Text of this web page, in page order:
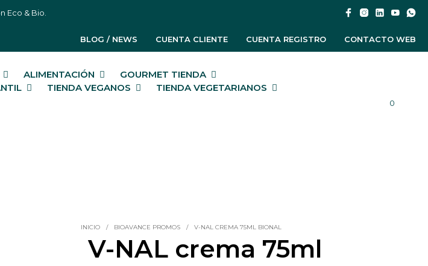
Eco & Bio.
BLOG / NEWS CUENTA CLIENTE CUENTA REGISTRO CONTACTO WEB
ALIMENTACIÓN
GOURMET TIENDA
TIENDA VEGANOS TIENDA VEGETARIANOS
0
INICIO / BIOAVANCE PROMOS / V-NAL CREMA 75ML BIONAL
V-NAL crema 75ml